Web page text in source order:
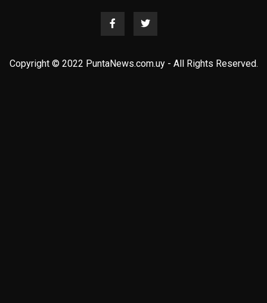
Copyright © 2022 PuntaNews.com.uy - All Rights Reserved.